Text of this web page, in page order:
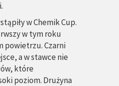
w Chemik Cup.
w tym roku
powietrzu. Czarni
a w stawce nie
które
poziom. Drużyna